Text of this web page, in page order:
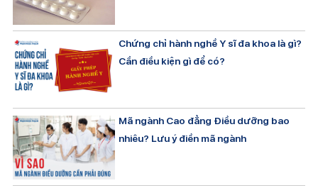
Chứng chỉ hành nghề Y sĩ đa khoa là gì?
Cần điều kiện gì để có?
Mã ngành Cao đẳng Điều dưỡng bao
nhiêu? Lưu ý điền mã ngành